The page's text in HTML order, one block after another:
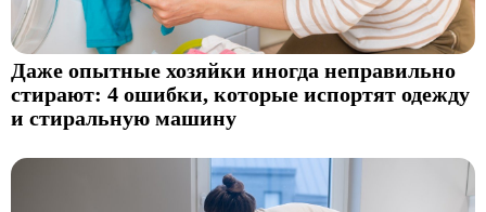
Даже опытные хозяйки иногда неправильно
стирают: 4 ошибки, которые испортят одежду
и стиральную машину